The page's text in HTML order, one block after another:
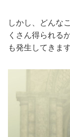
しかし、どんな
くさん得られる
も発生してきます